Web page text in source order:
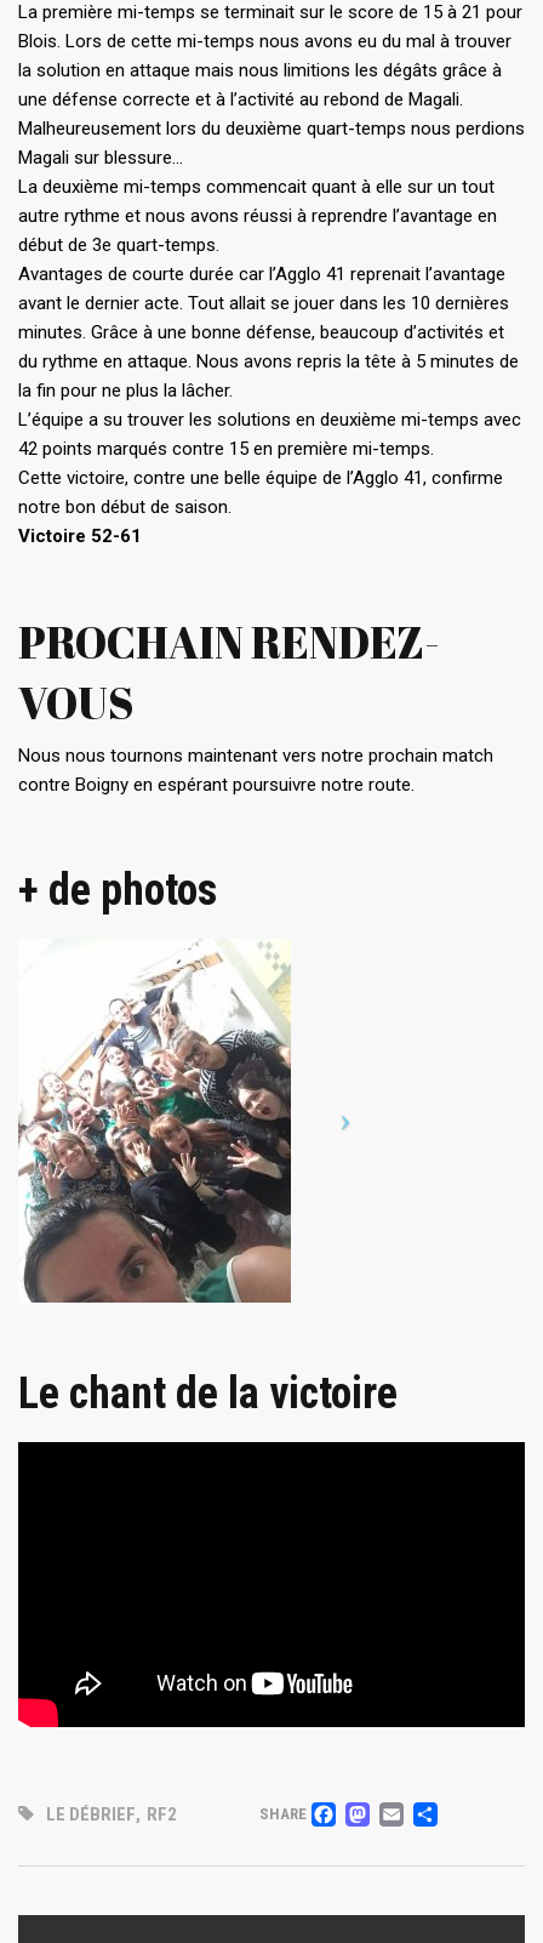
La première mi-temps se terminait sur le score de 15 à 21 pour
Blois. Lors de cette mi-temps nous avons eu du mal à trouver
la solution en attaque mais nous limitions les dégâts grâce à
une défense correcte et à l’activité au rebond de Magali.
Malheureusement lors du deuxième quart-temps nous perdions
Magali sur blessure…
La deuxième mi-temps commencait quant à elle sur un tout
autre rythme et nous avons réussi à reprendre l’avantage en
début de 3e quart-temps.
Avantages de courte durée car l’Agglo 41 reprenait l’avantage
avant le dernier acte. Tout allait se jouer dans les 10 dernières
minutes. Grâce à une bonne défense, beaucoup d’activités et
du rythme en attaque. Nous avons repris la tête à 5 minutes de
la fin pour ne plus la lâcher.
L’équipe a su trouver les solutions en deuxième mi-temps avec
42 points marqués contre 15 en première mi-temps.
Cette victoire, contre une belle équipe de l’Agglo 41, confirme
notre bon début de saison.
Victoire 52-61
PROCHAIN RENDEZ-
VOUS
Nous nous tournons maintenant vers notre prochain match
contre Boigny en espérant poursuivre notre route.
+ de photos
Le chant de la victoire
LE DÉBRIEF, RF2 SHARE FACEBOOK
EMAIL